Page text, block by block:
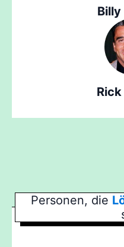
Personen, die